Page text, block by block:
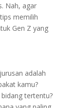
Nah, agar
memilih
Gen Z yang
adalah
kamu?
tertentu?